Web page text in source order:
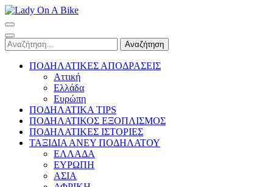
Skip
to
content
(Press
Enter)
Αναζήτηση
για:
ΠΟΔΗΛΑΤΙΚΕΣ ΑΠΟΔΡΑΣΕΙΣ
Αττική
Ελλάδα
Ευρώπη
ΠΟΔΗΛΑΤΙΚΑ TIPS
ΠΟΔΗΛΑΤΙΚΟΣ ΕΞΟΠΛΙΣΜΟΣ
ΠΟΔΗΛΑΤΙΚΕΣ ΙΣΤΟΡΙΕΣ
ΤΑΞΙΔΙΑ ΑΝΕΥ ΠΟΔΗΛΑΤΟΥ
ΕΛΛΑΔΑ
ΕΥΡΩΠΗ
ΑΣΙΑ